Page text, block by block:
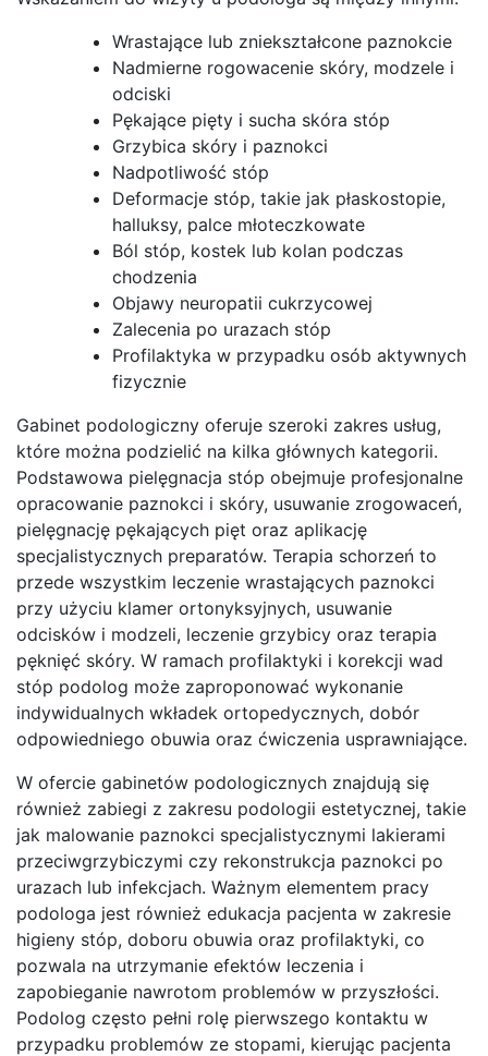
Wrastające lub zniekształcone paznokcie
Nadmierne rogowacenie skóry, modzele i
odciski
Pękające pięty i sucha skóra stóp
Grzybica skóry i paznokci
Nadpotliwość stóp
Deformacje stóp, takie jak płaskostopie,
halluksy, palce młoteczkowate
Ból stóp, kostek lub kolan podczas
chodzenia
Objawy neuropatii cukrzycowej
Zalecenia po urazach stóp
Profilaktyka w przypadku osób aktywnych
fizycznie
Gabinet podologiczny oferuje szeroki zakres usług,
które można podzielić na kilka głównych kategorii.
Podstawowa pielęgnacja stóp obejmuje profesjonalne
opracowanie paznokci i skóry, usuwanie zrogowaceń,
pielęgnację pękających pięt oraz aplikację
specjalistycznych preparatów. Terapia schorzeń to
przede wszystkim leczenie wrastających paznokci
przy użyciu klamer ortonyksyjnych, usuwanie
odcisków i modzeli, leczenie grzybicy oraz terapia
pęknięć skóry. W ramach profilaktyki i korekcji wad
stóp podolog może zaproponować wykonanie
indywidualnych wkładek ortopedycznych, dobór
odpowiedniego obuwia oraz ćwiczenia usprawniające.
W ofercie gabinetów podologicznych znajdują się
również zabiegi z zakresu podologii estetycznej, takie
jak malowanie paznokci specjalistycznymi lakierami
przeciwgrzybiczymi czy rekonstrukcja paznokci po
urazach lub infekcjach. Ważnym elementem pracy
podologa jest również edukacja pacjenta w zakresie
higieny stóp, doboru obuwia oraz profilaktyki, co
pozwala na utrzymanie efektów leczenia i
zapobieganie nawrotom problemów w przyszłości.
Podolog często pełni rolę pierwszego kontaktu w
przypadku problemów ze stopami, kierując pacjenta